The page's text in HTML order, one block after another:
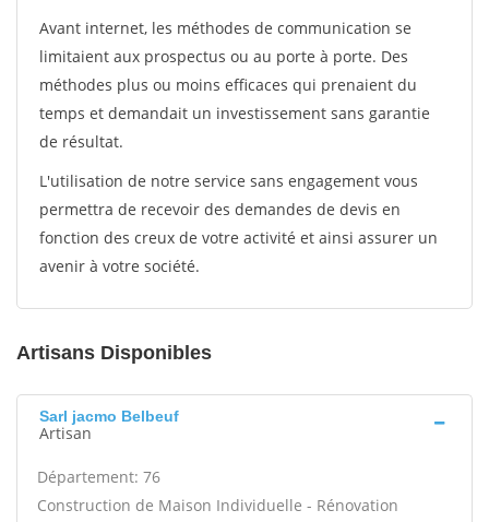
Avant internet, les méthodes de communication se
limitaient aux prospectus ou au porte à porte. Des
méthodes plus ou moins efficaces qui prenaient du
temps et demandait un investissement sans garantie
de résultat.
L'utilisation de notre service sans engagement vous
permettra de recevoir des demandes de devis en
fonction des creux de votre activité et ainsi assurer un
avenir à votre société.
Artisans Disponibles
Sarl jacmo Belbeuf
Artisan
Département: 76
Construction de Maison Individuelle - Rénovation